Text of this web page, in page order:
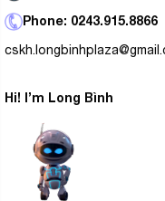
Phone: 0243.915.8866
Hi! I’m Long Bình